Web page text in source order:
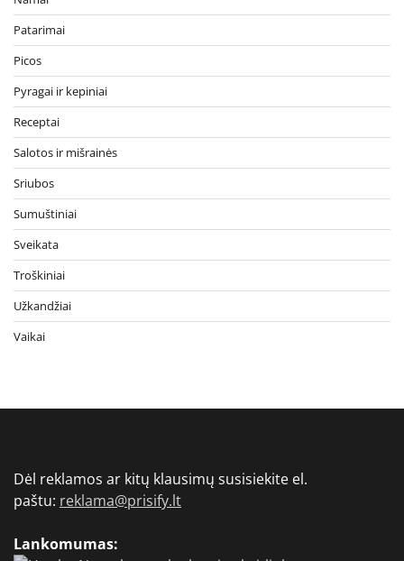
Patarimai
Picos
Pyragai ir kepiniai
Receptai
Salotos ir mišrainės
Sriubos
Sumuštiniai
Sveikata
Troškiniai
Užkandžiai
Vaikai
Dėl reklamos ar kitų klausimų susisiekite el.
paštu: reklama@prisify.lt
Lankomumas: